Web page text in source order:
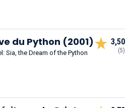
du Python (2001)
Sia, the Dream of the Python
3,50
(5)